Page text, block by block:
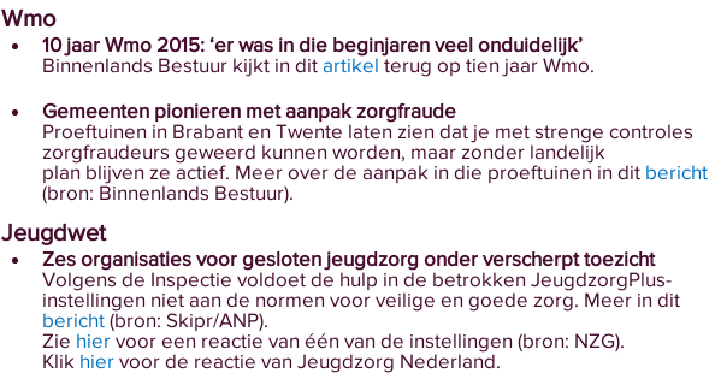
Wmo
10 jaar Wmo 2015: ‘er was in die beginjaren veel onduidelijk’
Binnenlands Bestuur kijkt in dit artikel terug op tien jaar Wmo.
Gemeenten pionieren met aanpak zorgfraude
Proeftuinen in Brabant en Twente laten zien dat je met strenge controles
zorgfraudeurs geweerd kunnen worden, maar zonder landelijk
plan blijven ze actief. Meer over de aanpak in die proeftuinen in dit bericht
(bron: Binnenlands Bestuur).
Jeugdwet
Zes organisaties voor gesloten jeugdzorg onder verscherpt toezicht
Volgens de Inspectie voldoet de hulp in de betrokken JeugdzorgPlus-
instellingen niet aan de normen voor veilige en goede zorg. Meer in dit
bericht (bron: Skipr/ANP).
Zie hier voor een reactie van één van de instellingen (bron: NZG).
Klik hier voor de reactie van Jeugdzorg Nederland.